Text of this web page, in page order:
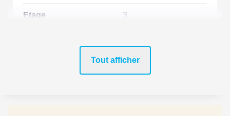
Etage 3
ASPECTS FINANCIERS
Tout afficher